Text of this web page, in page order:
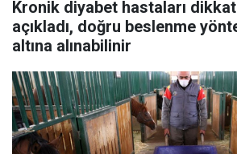
Kronik diyabet hastaları
açıkladı, doğru beslenme
altına alınabilinir